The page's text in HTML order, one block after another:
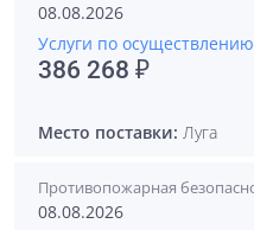
08.08.2026
Услуги по
386 268 ₽
Место поставки: Луга
Противопожарная
08.08.2026